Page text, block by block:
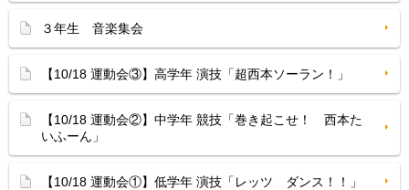
３年生 音楽集会
【10/18 運動会③】高学年 演技「超西本ソーラン！」
【10/18 運動会②】中学年 競技「巻き起こせ！ 西本た
いふーん」
【10/18 運動会①】低学年 演技「レッツ ダンス！！」